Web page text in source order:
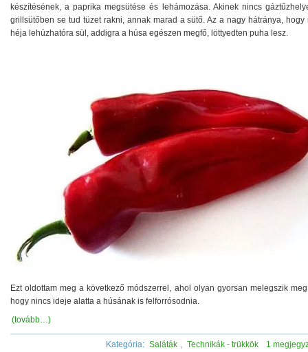
készítésének, a paprika megsütése és lehámozása. Akinek nincs
grillsütőben se tud tüzet rakni, annak marad a sütő. Az a nagy hátránya, hogy
héja lehúzhatóra sül, addigra a húsa egészen megfő, löttyedten puha lesz.
Ezt oldottam meg a következő módszerrel, ahol olyan gyorsan melegszik
hogy nincs ideje alatta a húsának is felforrósodnia.
(tovább…)
Kategória: Saláták Technikák - trükkök 1